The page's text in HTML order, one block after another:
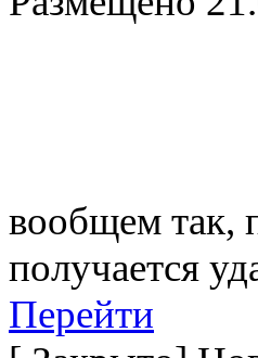
вообщем так,
получается
Перейти